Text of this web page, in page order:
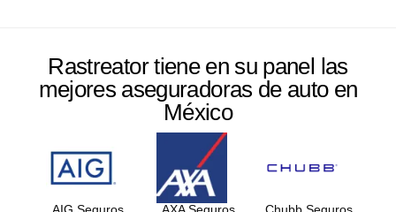
Rastreator tiene en su panel las
mejores aseguradoras de auto en
México